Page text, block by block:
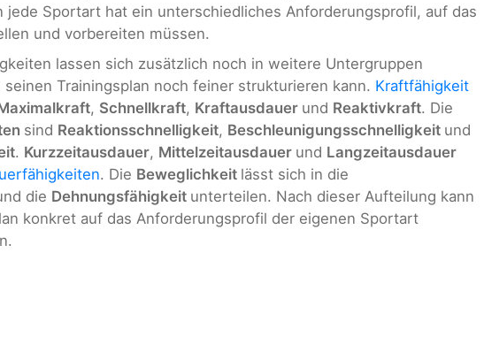
jede Sportart hat ein unterschiedliches Anforderungsprofil, auf das
und vorbereiten müssen.
lassen sich zusätzlich noch in weitere Untergruppen
Trainingsplan noch feiner strukturieren kann. Kraftfähigkeit
, Schnellkraft, Kraftausdauer und Reaktivkraft. Die
sind Reaktionsschnelligkeit, Beschleunigungsschnelligkeit und
. Kurzzeitausdauer, Mittelzeitausdauer und Langzeitausdauer
. Die Beweglichkeit lässt sich in die
die Dehnungsfähigkeit unterteilen. Nach dieser Aufteilung kann
konkret auf das Anforderungsprofil der eigenen Sportart